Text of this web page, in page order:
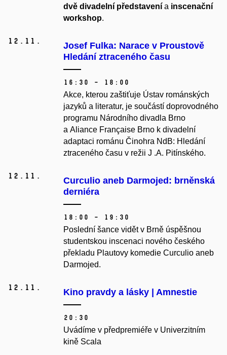
dvě divadelní představení a inscenační
workshop.
12. 11.
Josef Fulka: Narace v Proustově
Hledání ztraceného času
16:30 – 18:00
Akce, kterou zaštiťuje Ústav románských
jazyků a literatur, je součástí doprovodného
programu Národního divadla Brno
a Aliance Française Brno k divadelní
adaptaci románu Činohra NdB: Hledání
ztraceného času v režii J .A. Pitínského.
12. 11.
Curculio aneb Darmojed: brněnská
derniéra
18:00 – 19:30
Poslední šance vidět v Brně úspěšnou
studentskou inscenaci nového českého
překladu Plautovy komedie Curculio aneb
Darmojed.
12. 11. Kino pravdy a lásky | Amnestie
20:30
Uvádíme v předpremiéře v Univerzitním
kině Scala